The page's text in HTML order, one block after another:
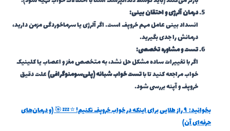
درمان آلرژی و احتقان بینی:
انسداد بینی عامل مهم خروپف است. اگر آلرژی یا سرماخوردگی مزمن دارید،
درمانش را جدی بگیرید.
تست و مشاوره تخصصی:
اگر با تغییرات ساده مشکل حل نشد، به متخصص مغز و اعصاب یا کلینیک
خواب مراجعه کنید تا باتست خواب شبانه (پلی‌سومنوگرافی)علت دقیق
خروپف و آپنه بررسی شود.
بخوانید: ۹ راز طلایی برای اینکه در خواب خروپف نکنیم! ⭐💤🎯 (و درمان‌های
حرفه‌ای آن)